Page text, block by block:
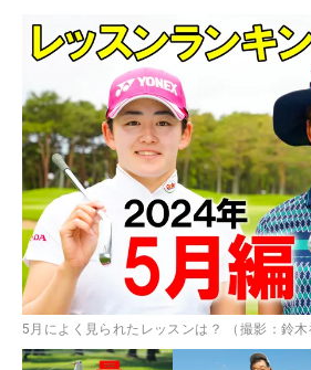
5月によく見られたレッスンは？ （撮影：鈴木